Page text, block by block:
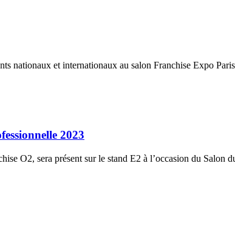
nationaux et internationaux au salon Franchise Expo
2023
O2, sera présent sur le stand E2 à l’occasion du